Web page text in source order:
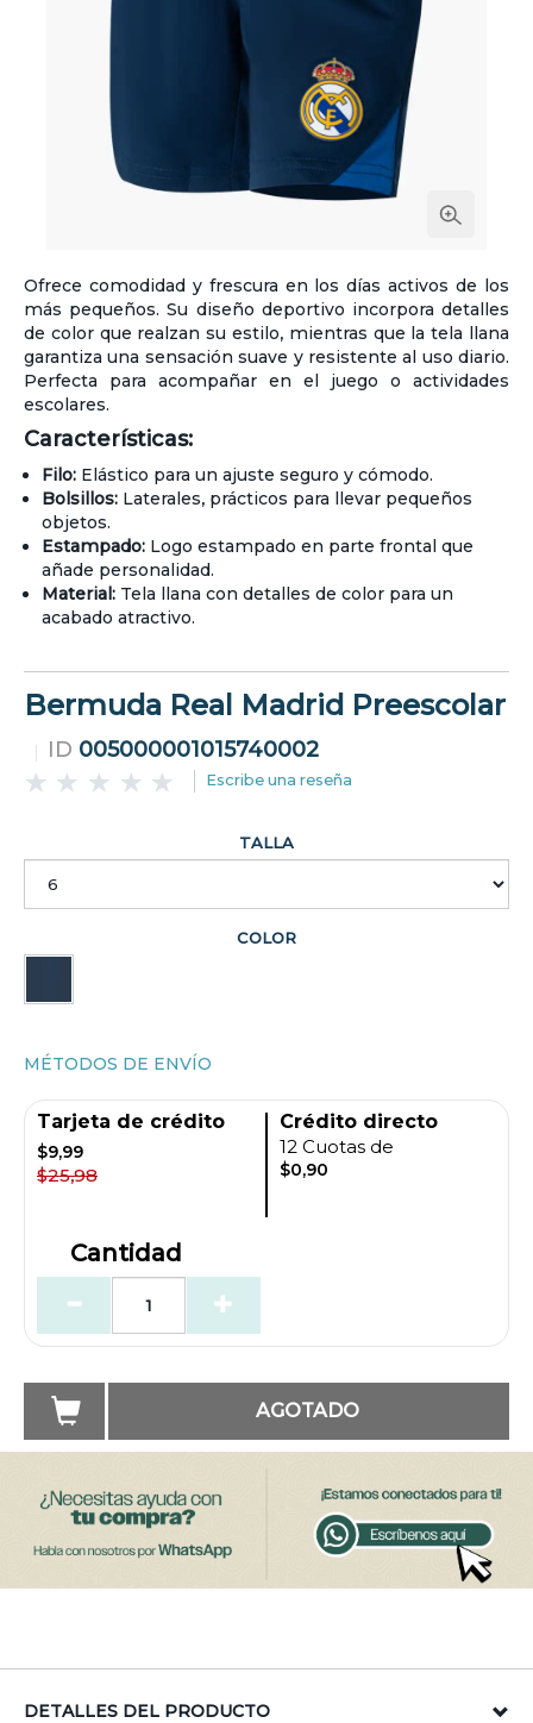
Ofrece comodidad y frescura en los días activos de los
más pequeños. Su diseño deportivo incorpora detalles
de color que realzan su estilo, mientras que la tela llana
garantiza una sensación suave y resistente al uso diario.
Perfecta para acompañar en el juego o actividades
escolares.
Características:
Filo: Elástico para un ajuste seguro y cómodo.
Bolsillos: Laterales, prácticos para llevar pequeños
objetos.
Estampado: Logo estampado en parte frontal que
añade personalidad.
Material: Tela llana con detalles de color para un
acabado atractivo.
Bermuda Real Madrid Preescolar
ID 005000001015740002
Escribe una reseña
TALLA
COLOR
MÉTODOS DE ENVÍO
Tarjeta de crédito
$9,99
$25,98
Crédito directo
12 Cuotas de
$0,90
Cantidad
AGOTADO
DETALLES DEL PRODUCTO